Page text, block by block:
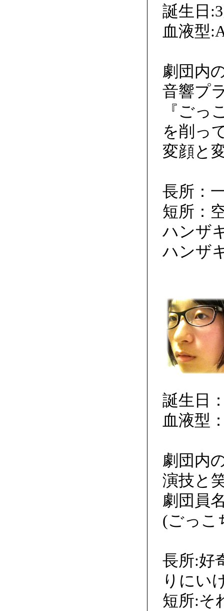
誕生日
血液型
劇団内
音響プ
『ごっ
を削っ
変顔と
長所：
短所：
ハンザ
ハンザ
誕生日
血液型
劇団内
演技と
劇団員
(ごっこ
長所:好
りにい
短所:そ